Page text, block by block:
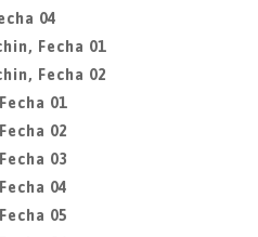
04
Fecha 01
Fecha 02
01
02
03
04
05